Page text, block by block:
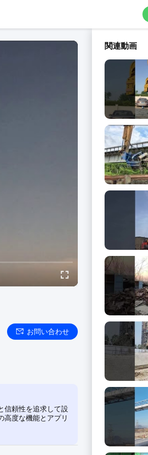
お問い合わせ
信頼性を追求して設
高度な機能とアプリ
関連動画